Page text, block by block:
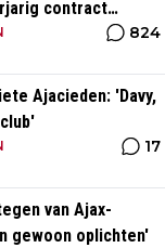
contract
824
Ajacieden: 'Davy,
17
van Ajax-
gewoon oplichten'